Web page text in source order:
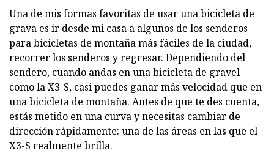
Una de mis formas favoritas de usar una bicicleta de
grava es ir desde mi casa a algunos de los senderos
para bicicletas de montaña más fáciles de la ciudad,
recorrer los senderos y regresar. Dependiendo del
sendero, cuando andas en una bicicleta de gravel
como la X3-S, casi puedes ganar más velocidad que en
una bicicleta de montaña. Antes de que te des cuenta,
estás metido en una curva y necesitas cambiar de
dirección rápidamente: una de las áreas en las que el
X3-S realmente brilla.